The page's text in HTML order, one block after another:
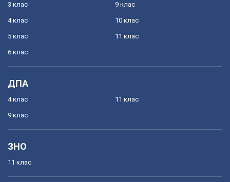
3 клас
4 клас
5 клас
6 клас
9 клас
10 клас
11 клас
ДПА
4 клас
9 клас
11 клас
ЗНО
11 клас